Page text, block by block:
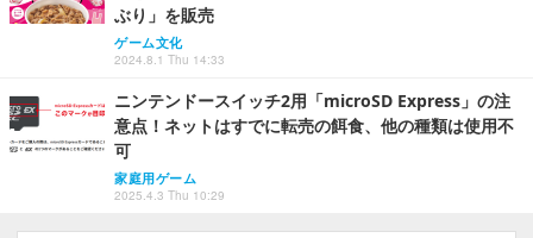
ぶり」を販売
ゲーム文化
2024.8.1 Thu 14:33
ニンテンドースイッチ2用「microSD Express」の注
意点！ネットはすでに転売の餌食、他の種類は使用不
可
家庭用ゲーム
2025.4.3 Thu 10:29